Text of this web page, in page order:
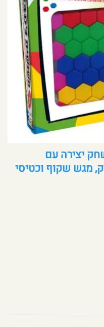
יצירה עם
מגש שקוף וכטיסי